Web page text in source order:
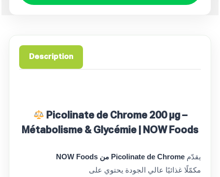
Description
Picolinate de Chrome 200 µg –
Métabolisme & Glycémie | NOW Foods
يقدّم Picolinate de Chrome من NOW Foods
مكمّلًا غذائيًا عالي الجودة يحتوي على